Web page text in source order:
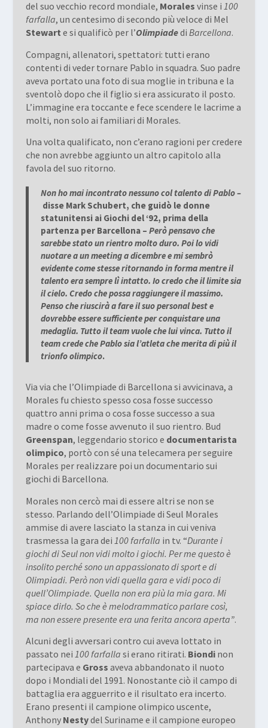
del suo vecchio record mondiale, Morales vinse i 100
farfalla, un centesimo di secondo più veloce di Mel
Stewart e si qualificò per l’Olimpiadedi Barcellona.
Compagni, allenatori, spettatori: tutti erano
contenti di veder tornare Pablo in squadra. Suo padre
aveva portato una foto di sua moglie in tribuna e la
sventolò dopo che il figlio si era assicurato il posto.
L’immagine era toccante e fece scendere le lacrime a
molti, non solo ai familiari di Morales.
Una volta qualificato, non c’erano ragioni per credere
che non avrebbe aggiunto un altro capitolo alla
favola del suo ritorno.
Non ho mai incontrato nessuno col talento di Pablo –
disse Mark Schubert, che guidò le donne
statunitensi ai Giochi del ‘92, prima della
partenza per Barcellona – Però pensavo che
sarebbe stato un rientro molto duro. Poi lo vidi
nuotare a un meeting a dicembre e mi sembrò
evidente come stesse ritornando in forma mentre il
talento era sempre lì intatto. Io credo che il limite sia
il cielo. Credo che possa raggiungere il massimo.
Penso che riuscirà a fare il suo personal best e
dovrebbe essere sufficiente per conquistare una
medaglia. Tutto il team vuole che lui vinca. Tutto il
team crede che Pablo sia l’atleta che merita di più il
trionfo olimpico.
Via via che l’Olimpiade di Barcellona si avvicinava, a
Morales fu chiesto spesso cosa fosse successo
quattro anni prima o cosa fosse successo a sua
madre o come fosse avvenuto il suo rientro. Bud
Greenspan, leggendario storico e documentarista
olimpico, portò con sé una telecamera per seguire
Morales per realizzare poi un documentario sui
giochi di Barcellona.
Morales non cercò mai di essere altri se non se
stesso. Parlando dell’Olimpiade di Seul Morales
ammise di avere lasciato la stanza in cui veniva
trasmessa la gara dei 100 farfalla in tv. “Durante i
giochi di Seul non vidi molto i giochi. Per me questo è
insolito perché sono un appassionato di sport e di
Olimpiadi. Però non vidi quella gara e vidi poco di
quell’Olimpiade. Quella non era più la mia gara. Mi
spiace dirlo. So che è melodrammatico parlare così,
ma non essere presente era una ferita ancora aperta”.
Alcuni degli avversari contro cui aveva lottato in
passato nei 100 farfalla si erano ritirati. Biondinon
partecipava e Gross aveva abbandonato il nuoto
dopo i Mondiali del 1991. Nonostante ciò il campo di
battaglia era agguerrito e il risultato era incerto.
Erano presenti il campione olimpico uscente,
Anthony Nestydel Suriname e il campione europeo